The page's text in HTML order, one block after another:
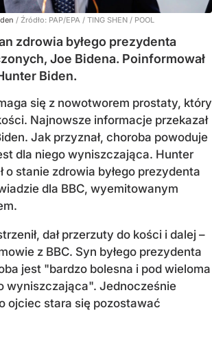
/ Źródło: PAP/EPA / TING SHEN / POOL
zdrowia byłego prezydenta
Joe Bidena. Poinformował
Biden.
się z nowotworem prostaty, który
Najnowsze informacje przekazał
Jak przyznał, choroba powoduje
dla niego wyniszczająca. Hunter
o stanie zdrowia byłego prezydenta
dla BBC, wyemitowanym
dał przerzuty do kości i dalej –
z BBC. Syn byłego prezydenta
jest "bardzo bolesna i pod wieloma
wyniszczająca". Jednocześnie
ojciec stara się pozostawać